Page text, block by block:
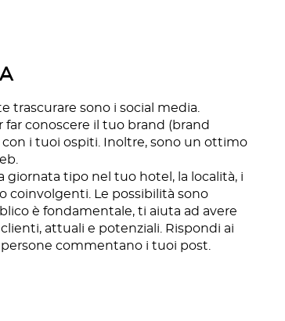
trascurare sono i social media.
conoscere il tuo brand (brand
i tuoi ospiti. Inoltre, sono un ottimo
giornata tipo nel tuo hotel, la località, i
coinvolgenti. Le possibilità sono
è fondamentale, ti aiuta ad avere
attuali e potenziali. Rispondi ai
commentano i tuoi post.